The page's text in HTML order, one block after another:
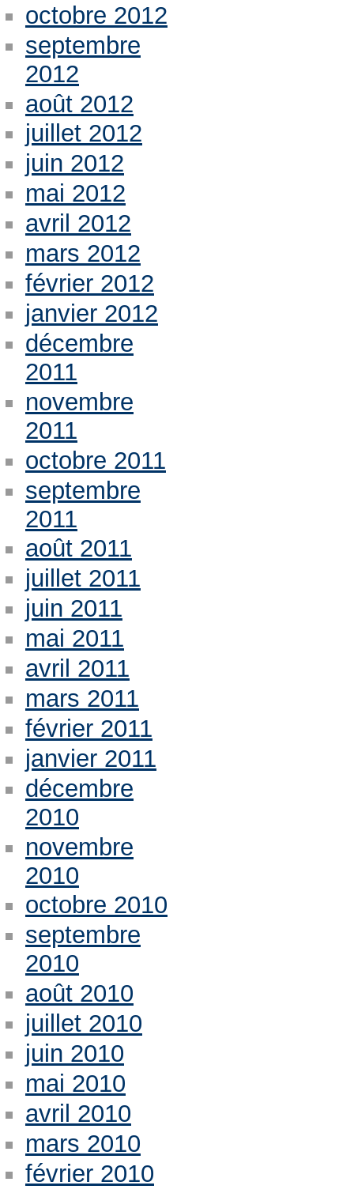
octobre 2012
septembre
2012
août 2012
juillet 2012
juin 2012
mai 2012
avril 2012
mars 2012
février 2012
janvier 2012
décembre
2011
novembre
2011
octobre 2011
septembre
2011
août 2011
juillet 2011
juin 2011
mai 2011
avril 2011
mars 2011
février 2011
janvier 2011
décembre
2010
novembre
2010
octobre 2010
septembre
2010
août 2010
juillet 2010
juin 2010
mai 2010
avril 2010
mars 2010
février 2010